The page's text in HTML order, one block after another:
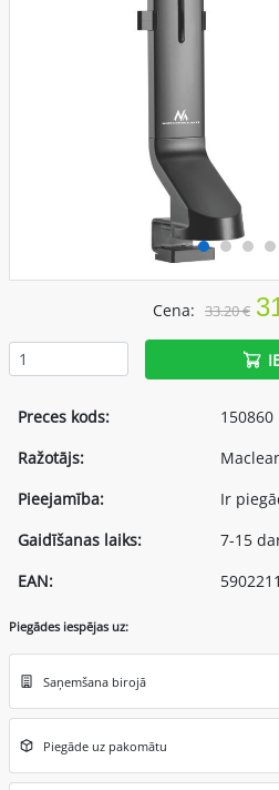
Cena: 33.20 €
Preces kods:
150860
Ražotājs:
Pieejamība:
Ir
Gaidīšanas laiks:
7-15
EAN:
Piegādes iespējas uz:
Saņemšana birojā
Piegāde uz pakomātu